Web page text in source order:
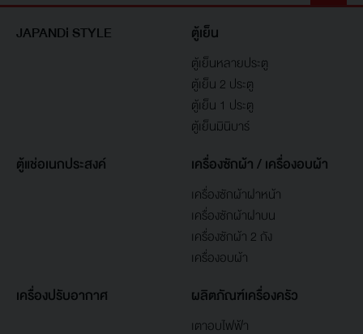
JAPANDi STYLE ตู้เย็น
ตู้เย็นหลายประตู
ตู้เย็น 2 ประตู
ตู้เย็น 1 ประตู
ตู้เย็นมินิบาร์
ตู้แช่อเนกประสงค์ เครื่องซักผ้า / เครื่องอบผ้า
เครื่องซักผ้าฝาหน้า
เครื่องซักผ้าฝาบน
เครื่องซักผ้า 2 ถัง
เครื่องอบผ้า
เครื่องปรับอากาศ ผลิตภัณฑ์เครื่องครัว
เตาอบไฟฟ้า